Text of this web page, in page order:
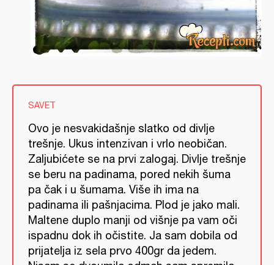
SAVET
Ovo je nesvakidašnje slatko od divlje
trešnje. Ukus intenzivan i vrlo neobičan.
Zaljubićete se na prvi zalogaj. Divlje trešnje
se beru na padinama, pored nekih šuma
pa čak i u šumama. Više ih ima na
padinama ili pašnjacima. Plod je jako mali.
Maltene duplo manji od višnje pa vam oči
ispadnu dok ih očistite. Ja sam dobila od
prijatelja iz sela prvo 400gr da jedem.